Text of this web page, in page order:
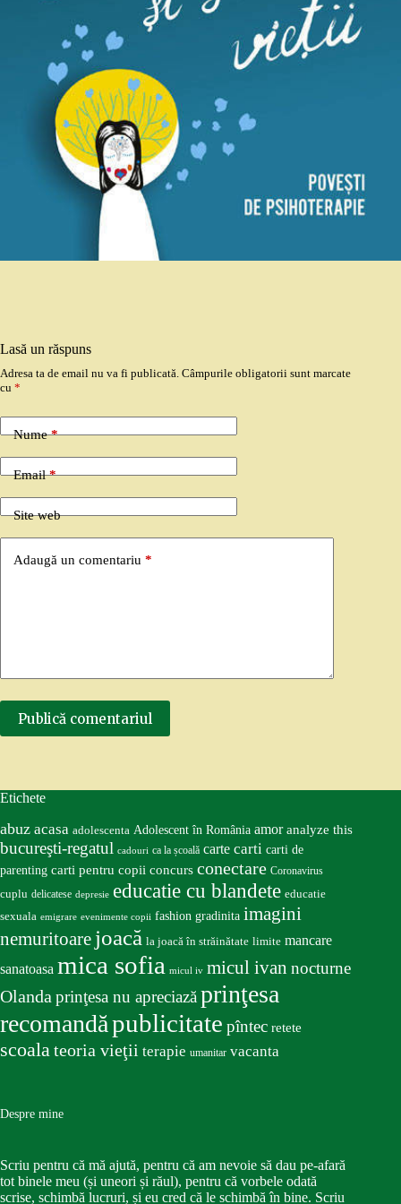
Lasă un răspuns
Adresa ta de email nu va fi publicată. Câmpurile obligatorii sunt marcate
cu *
Nume*
Email*
Site web
Adaugă un comentariu *
Publică comentariul
Etichete
abuz acasa adolescenta Adolescent în România amor analyze this
bucureşti-regatul cadouri ca la școală carte carti carti de
parenting carti pentru copii concurs conectare Coronavirus
cuplu delicatese depresie educatie cu blandete educatie
sexuala emigrare evenimente copii fashion gradinita imagini
nemuritoare joacă la joacă în străinătate limite mancare
sanatoasa mica sofia micul iv micul ivan nocturne
Olandaprinţesa nu apreciazăprinţesa
recomandăpublicitate pîntec retete
scoalateoria vieţii terapie umanitar vacanta
Despre mine
Scriu pentru că mă ajută, pentru că am nevoie să dau pe-afară
tot binele meu (și uneori și răul), pentru că vorbele odată
scrise, schimbă lucruri, și eu cred că le schimbă în bine. Scriu